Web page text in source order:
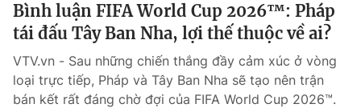
VTV9 VTV8
Liên hệ tòa soạn English
Bình luận FIFA World Cup 2026™: Pháp
tái đấu Tây Ban Nha, lợi thế thuộc về ai?
VTV.vn - Sau những chiến thắng đầy cảm xúc ở vòng
loại trực tiếp, Pháp và Tây Ban Nha sẽ tạo nên trận
bán kết rất đáng chờ đợi của FIFA World Cup 2026™.